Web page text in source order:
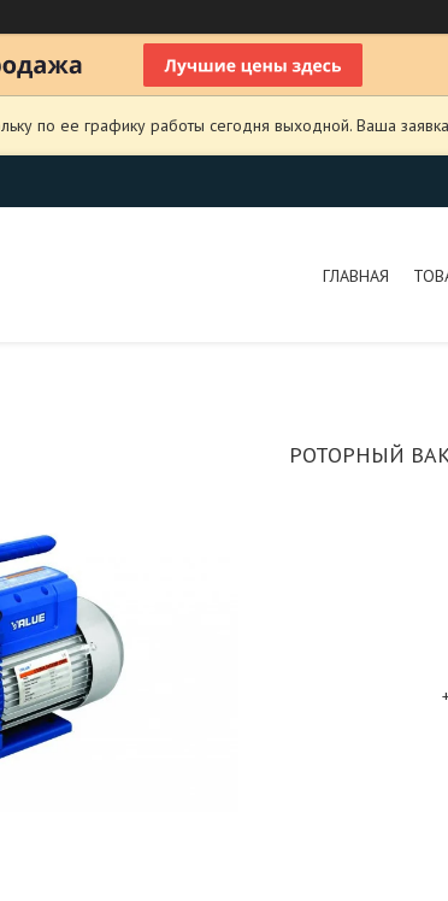
по ее графику работы сегодня выходной. Ваша
ГЛАВНАЯ
РОТОРНЫЙ